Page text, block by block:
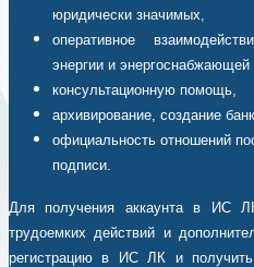
юридически значимых,
оперативное
энергии и энергоснабжающей
консультационную помощь,
архивирование, создание
официальность отношений
подписи.
Для получения аккаунта в ИС
трудоемких действий и
регистрацию в ИС ЛК и получить